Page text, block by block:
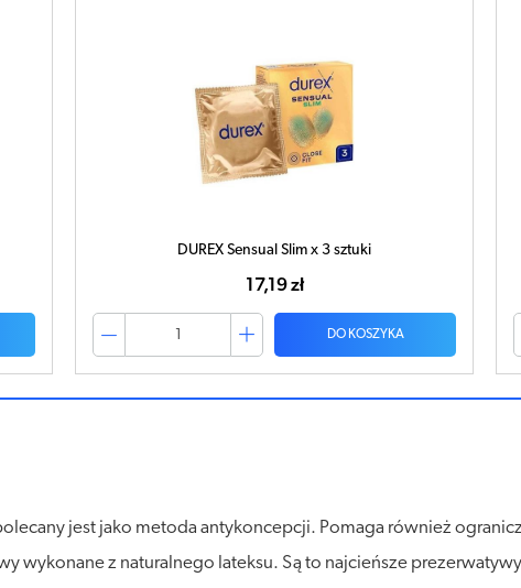
DUREX Sensual XL x 3 sztuki
20,04 zł
DO KOSZYKA
jest jako metoda antykoncepcji. Pomaga również
wykonane z naturalnego lateksu. Są to najcieńsze